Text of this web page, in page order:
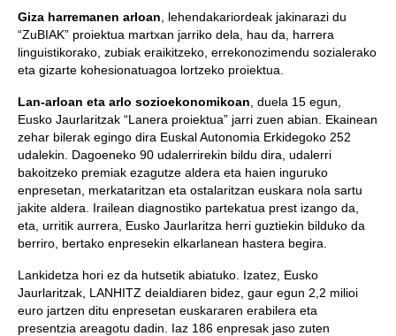
Giza harremanen arloan , lehendakariordeak jakinarazi du
“ZuBIAK” proiektua martxan jarriko dela, hau da, harrera
linguistikorako, zubiak eraikitzeko, errekonozimendu sozialerako
eta gizarte kohesionatuagoa lortzeko proiektua.
Lan-arloan eta arlo sozioekonomikoan , duela 15 egun,
Eusko Jaurlaritzak “Lanera proiektua” jarri zuen abian. Ekainean
zehar bilerak egingo dira Euskal Autonomia Erkidegoko 252
udalekin. Dagoeneko 90 udalerrirekin bildu dira, udalerri
bakoitzeko premiak ezagutze aldera eta haien inguruko
enpresetan, merkataritzan eta ostalaritzan euskara nola sartu
jakite aldera. Irailean diagnostiko partekatua prest izango da,
eta, urritik aurrera, Eusko Jaurlaritza herri guztiekin bilduko da
berriro, bertako enpresekin elkarlanean hastera begira.
Lankidetza hori ez da hutsetik abiatuko. Izatez, Eusko
Jaurlaritzak, LANHITZ deialdiaren bidez, gaur egun 2,2 milioi
euro jartzen ditu enpresetan euskararen erabilera eta
presentzia areagotu dadin. Iaz 186 enpresak jaso zuten